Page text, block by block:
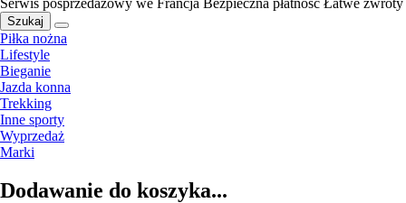
Szukaj
Piłka nożna
Lifestyle
Bieganie
Jazda konna
Trekking
Inne sporty
Wyprzedaż
Marki
Dodawanie do koszyka...